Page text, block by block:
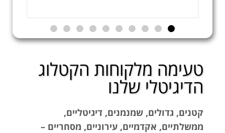
טעימה מלקוחות הקטלוג
הדיגיטלי שלנו
קטנים, גדולים, שמנמנים, דיגיטליים,
ממשלתיים, אקדמיים, עירוניים, מסחריים –